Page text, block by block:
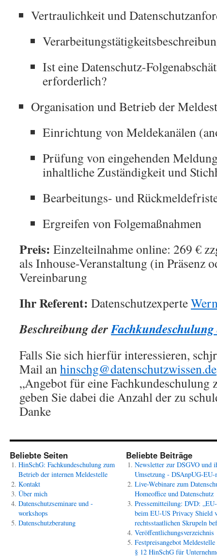
Vertraulichkeit und
Ist eine Datenschutz-
erforderlich?
Organisation und Betrieb der
Einrichtung von Meldekanälen
Prüfung von eingehenden
inhaltliche Zuständigkeit und
Bearbeitungs- und
Ergreifen von Folgemaßnahmen
Preis: Einzelteilnahme online: 269 €
als Inhouse-Veranstaltung (in Präsenz
Vereinbarung
Ihr Referent: Datenschutzexperte
Beschreibung der
Falls Sie sich hierfür interessieren,
Mail anhinschg@datenschutzwissen.de
„Angebot für eine Fachkundeschulung
geben Sie dabei die Anzahl der zu
Danke
Beliebte Seiten
HinSchG: Fachkundeschulung zum
Betrieb der internen Meldestelle
Kontakt
Über mich
Datenschutzseminare und -
workshops
Datenschutzberatung
Beliebte Beiträge
Newsletter zur DSGVO und
Umsetzung - DSAnpUG-EU-
Live-Webinare zum
Homeoffice und Datenschutz
Pressemitteilung: DVD:
beim EU-US Privacy Shield
rechtsstaatlichen Skrupeln
Veröffentlichungsverzeichnis
Festpreisangebot Meldestelle
§ 12 HinSchG für